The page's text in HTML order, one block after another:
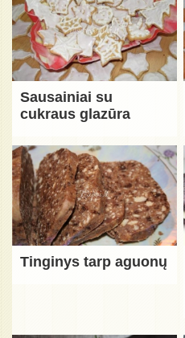
Sausainiai su
cukraus glazūra
Tinginys tarp aguonų